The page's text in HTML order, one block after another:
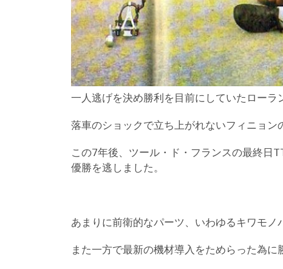
一人逃げを決め勝利を目前にしていたローラ
落車のショックで立ち上がれないフィニョン
この7年後、ツール・ド・フランスの最終日
優勝を逃しました。
あまりに前衛的なパーツ、いわゆるキワモノ
また一方で最新の機材導入をためらった為に